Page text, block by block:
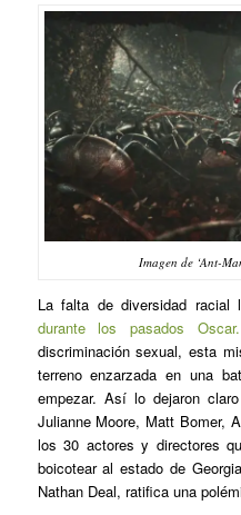
Imagen de ‘Ant-
La falta de diversidad racial
durante los pasados Oscar.
discriminación sexual, esta
terreno enzarzada en una
empezar. Así lo dejaron
Julianne Moore, Matt Bomer,
los 30 actores y directores
boicotear al estado de
Nathan Deal, ratifica una